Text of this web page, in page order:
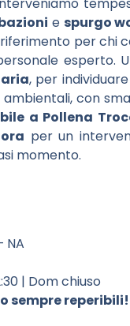
e spurgo
per chi
esperto.
, per
con
a Pollena
per un
momento.
NA
| Dom chiuso
sempre reperibili!